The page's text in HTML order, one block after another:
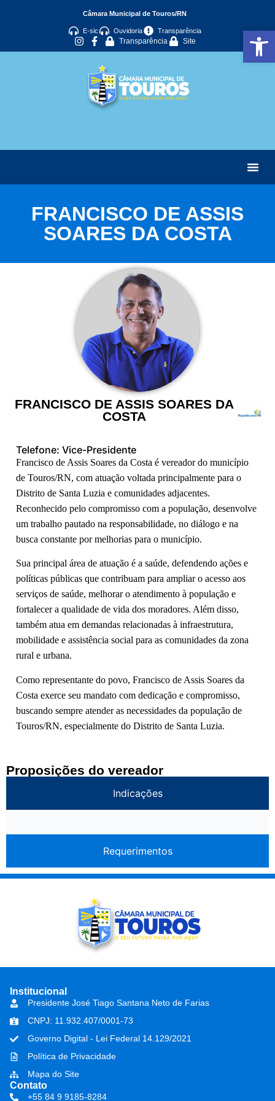
Abrir
Câmara Municipal de Touros/RN
E-sic Ouvidoria Transparência
Transparência Site
FRANCISCO DE ASSIS
SOARES DA COSTA
FRANCISCO DE ASSIS SOARES DA
COSTA
Telefone: Vice-Presidente
Francisco de Assis Soares da Costa é vereador do município
de Touros/RN, com atuação voltada principalmente para o
Distrito de Santa Luzia e comunidades adjacentes.
Reconhecido pelo compromisso com a população, desenvolve
um trabalho pautado na responsabilidade, no diálogo e na
busca constante por melhorias para o município.
Sua principal área de atuação é a saúde, defendendo ações e
políticas públicas que contribuam para ampliar o acesso aos
serviços de saúde, melhorar o atendimento à população e
fortalecer a qualidade de vida dos moradores. Além disso,
também atua em demandas relacionadas à infraestrutura,
mobilidade e assistência social para as comunidades da zona
rural e urbana.
Como representante do povo, Francisco de Assis Soares da
Costa exerce seu mandato com dedicação e compromisso,
buscando sempre atender as necessidades da população de
Touros/RN, especialmente do Distrito de Santa Luzia.
Proposições do vereador
Indicações
Requerimentos
Institucional
Presidente José Tiago Santana Neto de Farias
CNPJ: 11.932.407/0001-73
Governo Digital - Lei Federal 14.129/2021
Política de Privacidade
Mapa do Site
Contato
+55 84 9 9185-8284